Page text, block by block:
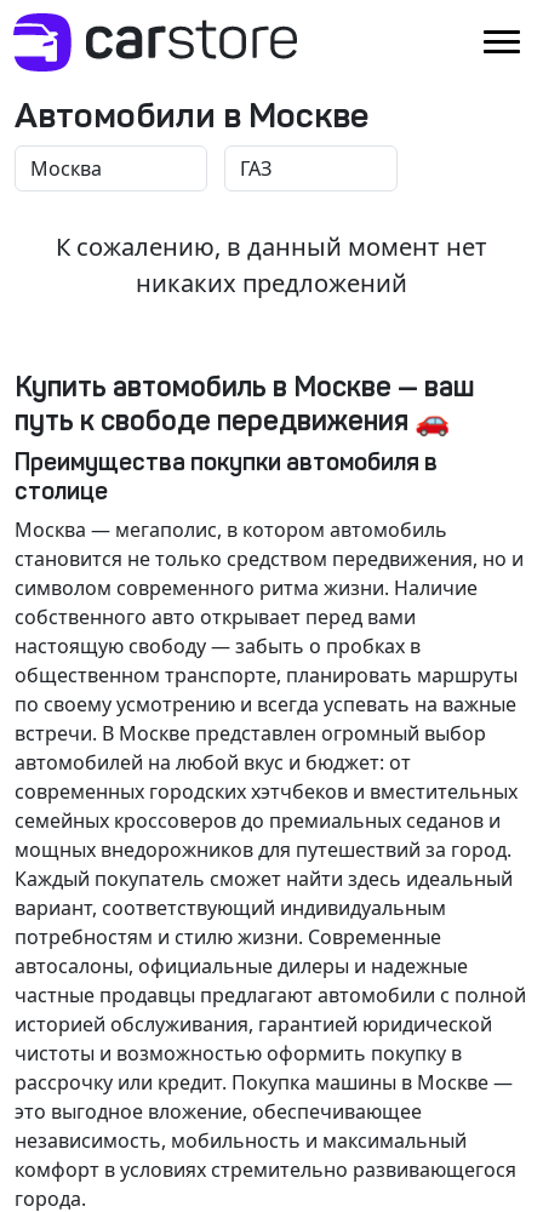
Автомобили в Москве
К сожалению, в данный момент нет
никаких предложений
Купить автомобиль в Москве — ваш
путь к свободе передвижения 🚗
Преимущества покупки автомобиля в
столице
Москва — мегаполис, в котором автомобиль
становится не только средством передвижения, но и
символом современного ритма жизни. Наличие
собственного авто открывает перед вами
настоящую свободу — забыть о пробках в
общественном транспорте, планировать маршруты
по своему усмотрению и всегда успевать на важные
встречи. В Москве представлен огромный выбор
автомобилей на любой вкус и бюджет: от
современных городских хэтчбеков и вместительных
семейных кроссоверов до премиальных седанов и
мощных внедорожников для путешествий за город.
Каждый покупатель сможет найти здесь идеальный
вариант, соответствующий индивидуальным
потребностям и стилю жизни. Современные
автосалоны, официальные дилеры и надежные
частные продавцы предлагают автомобили с полной
историей обслуживания, гарантией юридической
чистоты и возможностью оформить покупку в
рассрочку или кредит. Покупка машины в Москве —
это выгодное вложение, обеспечивающее
независимость, мобильность и максимальный
комфорт в условиях стремительно развивающегося
города.